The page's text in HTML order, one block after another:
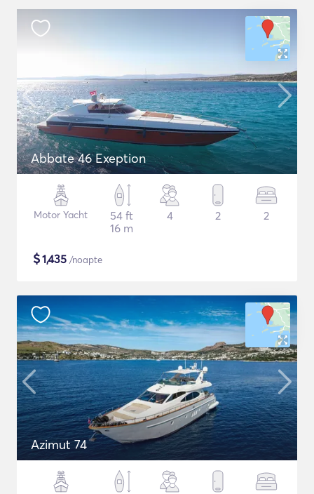
Abbate 46 Exeption
Motor Yacht
54 ft
16 m
4 2 2
$1,435 /noapte
Azimut 74